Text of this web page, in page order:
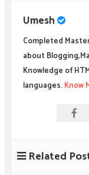
Umesh
Completed
about
Knowledge of
languages.Know
Related